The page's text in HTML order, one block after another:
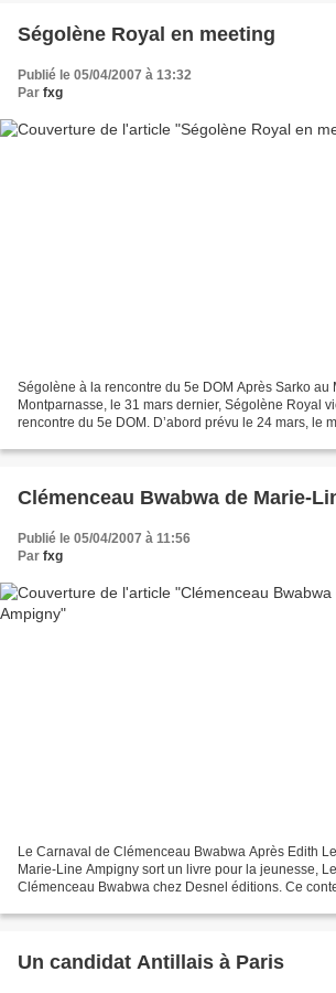
Ségolène Royal en meeting
Publié le 05/04/2007 à 13:32
Par fxg
Ségolène à la rencontre du 5e DOM Après Sarko au
Montparnasse, le 31 mars dernier, Ségolène Royal
rencontre du 5e DOM. D’abord prévu le 24 mars, le
Clémenceau Bwabwa de Marie-
Publié le 05/04/2007 à 11:56
Par fxg
Le Carnaval de Clémenceau Bwabwa Après Edith
Marie-Line Ampigny sort un livre pour la jeunesse,
Clémenceau Bwabwa chez Desnel éditions. Ce
Un candidat Antillais à Paris